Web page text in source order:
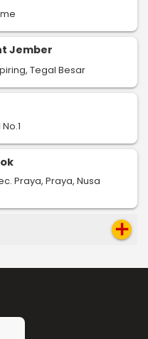
Jember
Tegal Besar
Praya, Praya, Nusa
add